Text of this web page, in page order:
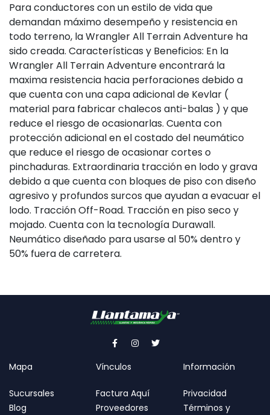
Para conductores con un estilo de vida que
demandan máximo desempeño y resistencia en
todo terreno, la Wrangler All Terrain Adventure ha
sido creada. Características y Beneficios: En la
Wrangler All Terrain Adventure encontrará la
maxima resistencia hacia perforaciones debido a
que cuenta con una capa adicional de Kevlar (
material para fabricar chalecos anti-balas ) y que
reduce el riesgo de ocasionarlas. Cuenta con
protección adicional en el costado del neumático
que reduce el riesgo de ocasionar cortes o
pinchaduras. Extraordinaria tracción en lodo y grava
debido a que cuenta con bloques de piso con diseño
agresivo y profundos surcos que ayudan a evacuar el
lodo. Tracción Off-Road. Tracción en piso seco y
mojado. Cuenta con la tecnología Durawall.
Neumático diseñado para usarse al 50% dentro y
50% fuera de carretera.
Mapa
Sucursales
Blog
Vínculos
Factura Aquí
Proveedores
Información
Privacidad
Términos y